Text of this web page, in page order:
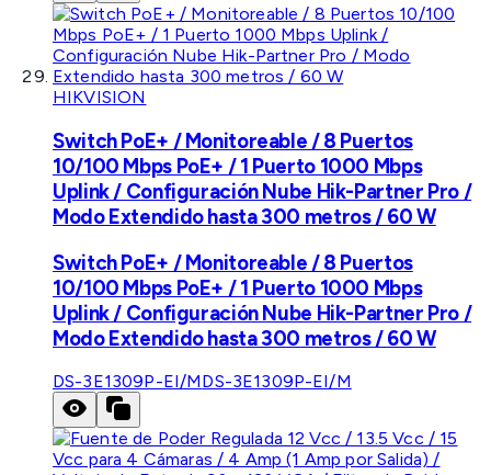
HIKVISION
Switch PoE+ / Monitoreable / 8 Puertos
10/100 Mbps PoE+ / 1 Puerto 1000 Mbps
Uplink / Configuración Nube Hik-Partner Pro /
Modo Extendido hasta 300 metros / 60 W
Switch PoE+ / Monitoreable / 8 Puertos
10/100 Mbps PoE+ / 1 Puerto 1000 Mbps
Uplink / Configuración Nube Hik-Partner Pro /
Modo Extendido hasta 300 metros / 60 W
DS-3E1309P-EI/MDS-3E1309P-EI/M